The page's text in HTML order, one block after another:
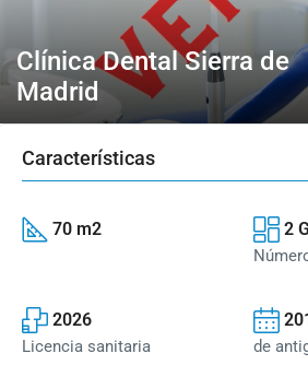
Clínica Dental Sierra de
Madrid
Características
70 m2 2
2026
Licencia sanitaria de